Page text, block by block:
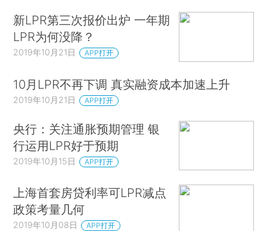
新LPR第三次报价出炉 一年期
LPR为何没降？
2019年10月21日 APP打开
10月LPR不再下调 真实融资成本加速上升
2019年10月21日 APP打开
央行：关注通胀预期管理 银
行运用LPR好于预期
2019年10月15日 APP打开
上海首套房贷利率可LPR减点
政策考量几何
2019年10月08日 APP打开